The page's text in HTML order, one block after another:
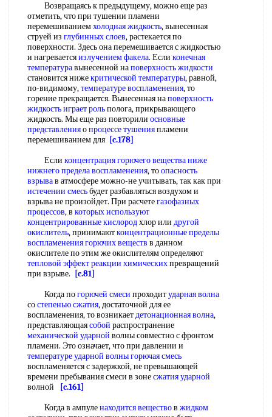
Возвращаясь к предыдущему, можно еще раз
отметить, что при тушении пламени
перемешиваниемхолодная жидкость, вынесенная
струей из глубинных слоев, растекается по
поверхности. Здесь она перемешивается с жидкостью
и нагреваетсяизлучением факела. Если конечная
температуравынесенной наповерхность жидкости
становится нижекритической температуры, равной,
по-видимому,температуре воспламенения, то
горение прекращается. Вынесенная наповерхность
жидкостьиграет рольполога, прикрывающего
жидкость. Мы еще раз повторили основные
представленияопроцессе тушенияпламени
перемешиванием для [c.178]
Если концентрация горючеговещества ниже
нижнего предела воспламенения, тоопасность
взрывав атмосфере можно-не учитывать, так как при
истечении смесьбудет разбавляться воздухом и
взрыва не произойдет. При расчетегазофазных
процессов, в которых используют
концентрированные кислородхлор или другой
окислитель, принимаютконцентрационные пределы
воспламенениягорючих веществ в данном
окислителе по этим же окислителям определяют
тепловой эффект реакции химическихпревращений
при взрыве.
[c.81]
Когда погорючей смеси проходитударная волна
состепенью сжатия, достаточной для ее
воспламенения, то возникаетдетонационная волна,
представляющаясобой распространение
механической ударной волны совместно с фронтом
пламени. Это означает, что при давлении и
температуре ударной волныгорючая смесь
воспламеняется с задержкой, не превышающей
времени пребывания смеси в зонесжатия ударной
волной
[c.161]
Когда в ампуленаходится веществов жидком